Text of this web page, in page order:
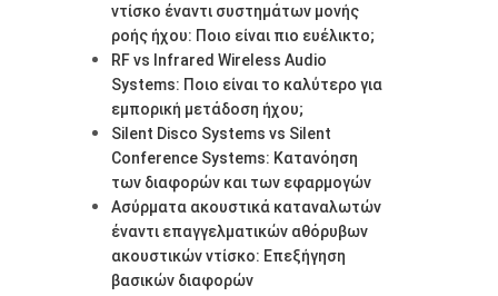
ντίσκο έναντι συστημάτων μονής
ροής ήχου: Ποιο είναι πιο ευέλικτο;
RF vs Infrared Wireless Audio
Systems: Ποιο είναι το καλύτερο για
εμπορική μετάδοση ήχου;
Silent Disco Systems vs Silent
Conference Systems: Κατανόηση
των διαφορών και των εφαρμογών
Ασύρματα ακουστικά καταναλωτών
έναντι επαγγελματικών αθόρυβων
ακουστικών ντίσκο: Επεξήγηση
βασικών διαφορών